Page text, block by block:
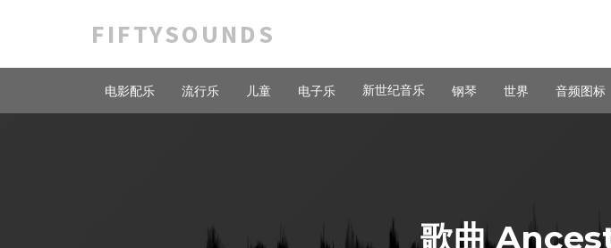
FIFTYSOUNDS
电影配乐 流行乐 儿童 电子乐 新世纪音乐 钢琴 世界 音频图标
歌曲